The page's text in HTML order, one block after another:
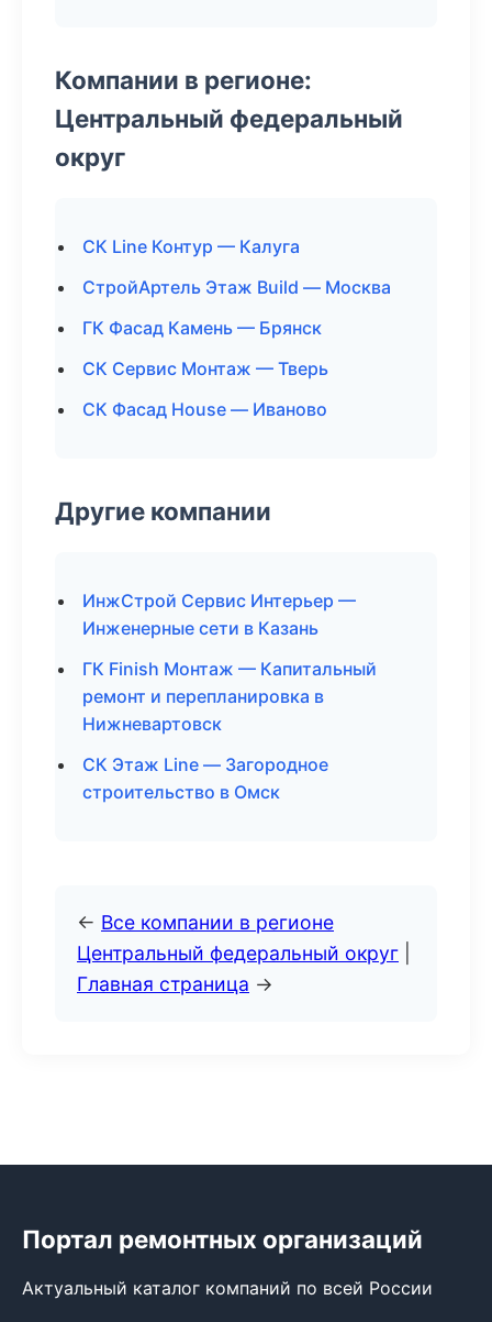
Компании в регионе:
Центральный федеральный
округ
СК Line Контур — Калуга
СтройАртель Этаж Build — Москва
ГК Фасад Камень — Брянск
СК Сервис Монтаж — Тверь
СК Фасад House — Иваново
Другие компании
ИнжСтрой Сервис Интерьер —
Инженерные сети в Казань
ГК Finish Монтаж — Капитальный
ремонт и перепланировка в
Нижневартовск
СК Этаж Line — Загородное
строительство в Омск
← Все компании в регионе
Центральный федеральный округ
Главная страница →
Портал ремонтных организаций
Актуальный каталог компаний по всей России